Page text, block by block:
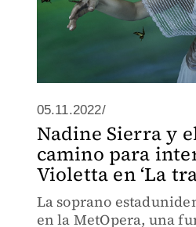
05.11.2022/
Nadine Sierra y
camino para
Violetta en ‘La
La soprano
en la MetOpera, una